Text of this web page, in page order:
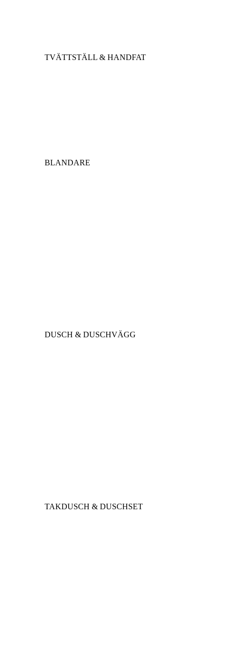
TVÄTTSTÄLL & HANDFAT
BLANDARE
DUSCH & DUSCHVÄGG
TAKDUSCH & DUSCHSET